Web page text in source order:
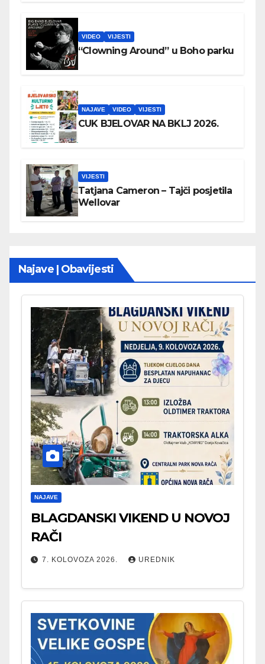
VIDEO VIJESTI
“Clowning Around” u Boho parku
NAJAVE VIDEO VIJESTI
CUK BJELOVAR NA BKLJ 2026.
VIJESTI
Tatjana Cameron – Tajči posjetila
Wellovar
Najave | Obavijesti
NAJAVE
BLAGDANSKI VIKEND U NOVOJ
RAČI
7. KOLOVOZA 2026. UREDNIK